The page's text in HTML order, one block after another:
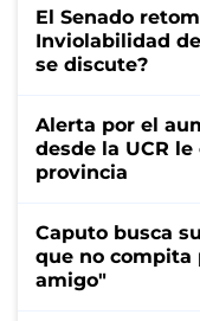
El Senado
Inviolabilidad
se discute?
Alerta por el
desde la UCR
provincia
Caputo busca
que no compita
amigo"